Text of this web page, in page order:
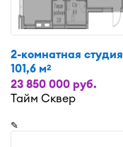
2-комнатная студия
101,6 м2
23 850 000 руб.
Тайм Сквер
✎